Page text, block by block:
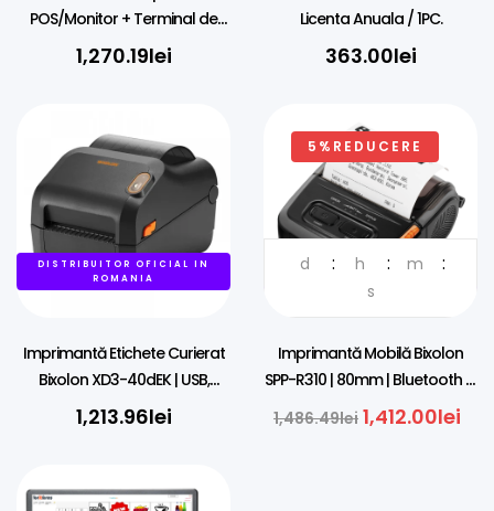
POS/Monitor + Terminal de
Plati Universal + Imprimanta
1,270.19lei
Licenta Anuala / 1PC.
363.00lei
DISTRIBUITOR OFICIAL IN
ROMANIA
Imprimantă Etichete Curierat
Bixolon XD3-40dEK | USB,
Ethernet | AWB
1,213.96lei
5%REDUCERE
DISTRIBUITOR OFICIAL IN
d h
m
s
Imprimantă Mobilă Bixolon
SPP-R310 | 80mm | Bluetooth &
USB | iOS
1,486.49lei 1,412.00lei